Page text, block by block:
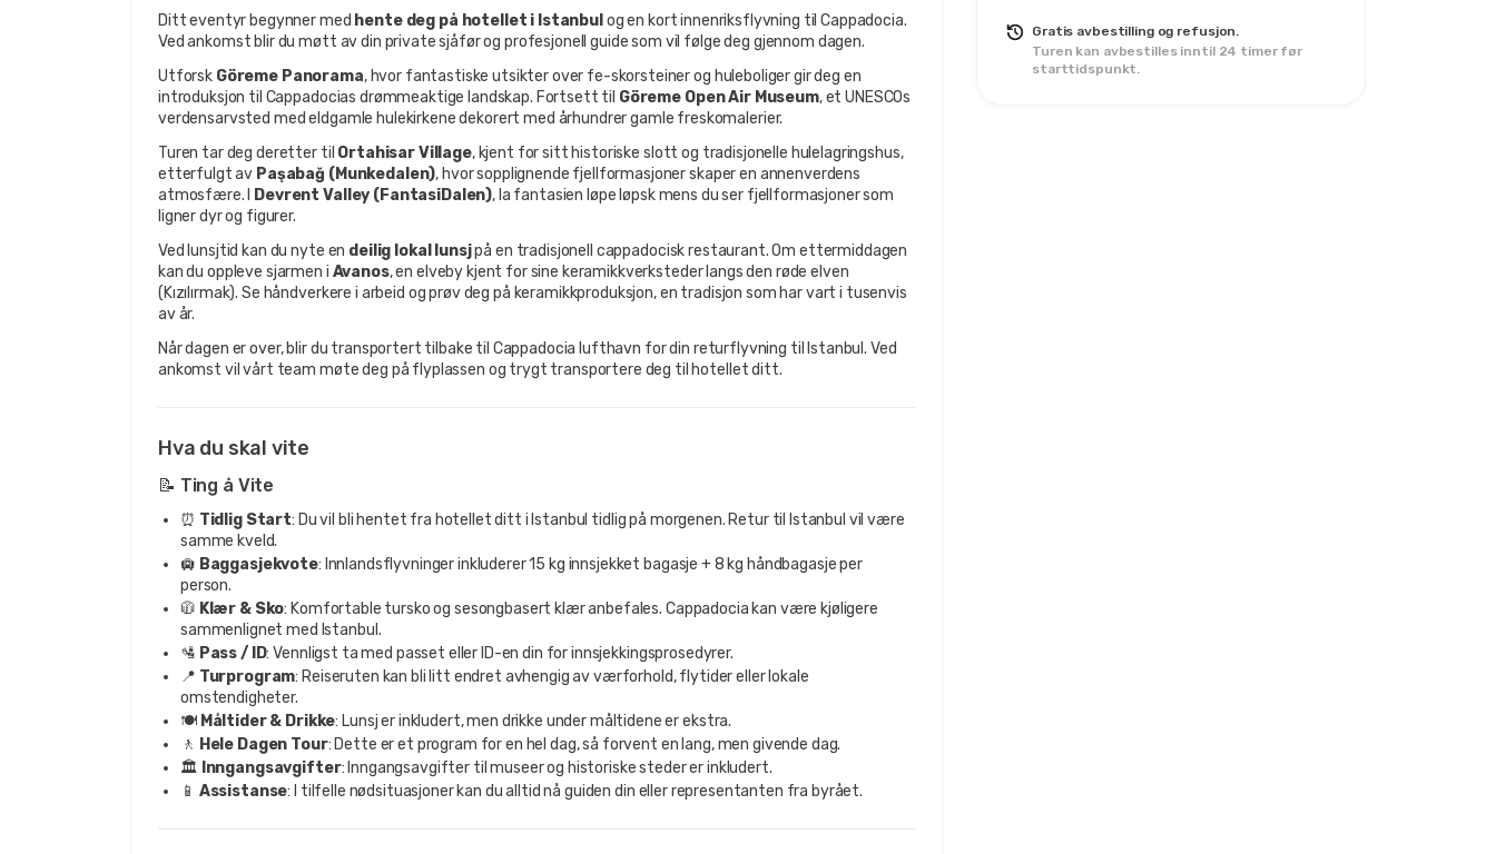
Ditt eventyr begynner med hente deg på hotellet i Istanbul og en kort innenriksflyvning til Cappadocia.
Ved ankomst blir du møtt av din private sjåfør og profesjonell guide som vil følge deg gjennom dagen.
Utforsk Göreme Panorama, hvor fantastiske utsikter over fe-skorsteiner og huleboliger gir deg en
introduksjon til Cappadocias drømmeaktige landskap. Fortsett til Göreme Open Air Museum, et UNESCOs
verdensarvsted med eldgamle hulekirkene dekorert med århundrer gamle freskomalerier.
Turen tar deg deretter til Ortahisar Village, kjent for sitt historiske slott og tradisjonelle hulelagringshus,
etterfulgt av Paşabağ (Munkedalen), hvor sopplignende fjellformasjoner skaper en annenverdens
atmosfære. I
Devrent Valley (FantasiDalen), la fantasien løpe løpsk mens du ser fjellformasjoner som
ligner dyr og figurer.
Ved lunsjtid kan du nyte en deilig lokal lunsj på en tradisjonell cappadocisk restaurant. Om ettermiddagen
kan du oppleve sjarmen i Avanos, en elveby kjent for sine keramikkverksteder langs den røde elven
(Kızılırmak). Se håndverkere i arbeid og prøv deg på keramikkproduksjon, en tradisjon som har vart i tusenvis
av år.
Når dagen er over, blir du transportert tilbake til Cappadocia lufthavn for din returflyvning til Istanbul. Ved
ankomst vil vårt team møte deg på flyplassen og trygt transportere deg til hotellet ditt.
Hva du skal vite
📝 Ting å Vite
⏰ Tidlig Start: Du vil bli hentet fra hotellet ditt i Istanbul tidlig på morgenen. Retur til Istanbul vil være
samme kveld.
🛄 Baggasjekvote: Innlandsflyvninger inkluderer 15 kg innsjekket bagasje + 8 kg håndbagasje per
person.
🧥 Klær & Sko: Komfortable tursko og sesongbasert klær anbefales. Cappadocia kan være kjøligere
sammenlignet med Istanbul.
🛂 Pass / ID: Vennligst ta med passet eller ID-en din for innsjekkingsprosedyrer.
📍 Turprogram: Reiseruten kan bli litt endret avhengig av værforhold, flytider eller lokale
omstendigheter.
🍽️ Måltider & Drikke: Lunsj er inkludert, men drikke under måltidene er ekstra.
🚶 Hele Dagen Tour: Dette er et program for en hel dag, så forvent en lang, men givende dag.
🏛️ Inngangsavgifter: Inngangsavgifter til museer og historiske steder er inkludert.
📱 Assistanse: I tilfelle nødsituasjoner kan du alltid nå guiden din eller representanten fra byrået.
Gratis avbestilling og refusjon.
Turen kan avbestilles inntil 24 timer før
starttidspunkt.